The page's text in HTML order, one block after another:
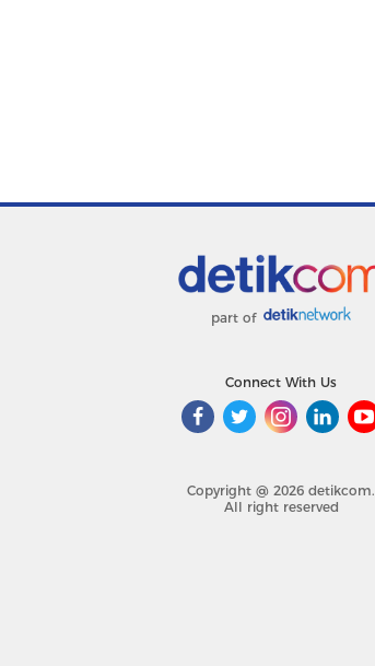
part of
Connect With Us
Copyright @ 2026 detikcom.
All right reserved